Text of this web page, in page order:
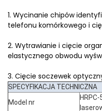
1. Wycinanie chipów
telefonu komórkowego i
2. Wytrawianie i cięcie
elastycznego obwodu
3. Cięcie soczewek
SPECYFIKACJA TECHNICZNA
Model nr